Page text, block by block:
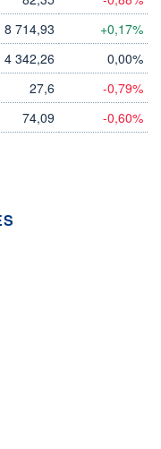
À LA
8 714,93 +0,17%
4 342,26 0,00%
27,6 -0,79%
74,09 -0,60%